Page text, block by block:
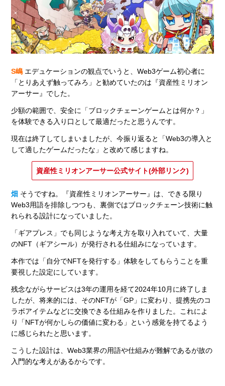
S嶋 エデュケーションの観点でいうと、Web3ゲーム初心者に
「とりあえず触ってみろ」と勧めていたのは『資産性ミリオン
アーサー』でした。
少額の範囲で、安全に「ブロックチェーンゲームとは何か？」
を体験できる入り口として最適だったと思うんです。
現在は終了してしまいましたが、今振り返ると「Web3の導入と
して適したゲームだったな」と改めて感じますね。
資産性ミリオンアーサー公式サイト(外部リンク)
畑 そうですね。『資産性ミリオンアーサー』は、できる限り
Web3用語を排除しつつも、裏側ではブロックチェーン技術に触
れられる設計になっていました。
「ギアプレス」でも同じような考え方を取り入れていて、大量
のNFT（ギアシール）が発行される仕組みになっています。
本作では「自分でNFTを発行する」体験をしてもらうことを重
要視した設定にしています。
残念ながらサービスは3年の運用を経て2024年10月に終了しま
したが、将来的には、そのNFTが「GP」に変わり、提携先のコ
ラボアイテムなどに交換できる仕組みを作りました。これによ
り「NFTが何かしらの価値に変わる」という感覚を持てるよう
に感じられたと思います。
こうした設計は、Web3業界の用語や仕組みが難解であるが故の
入門的な考えがあるからです。